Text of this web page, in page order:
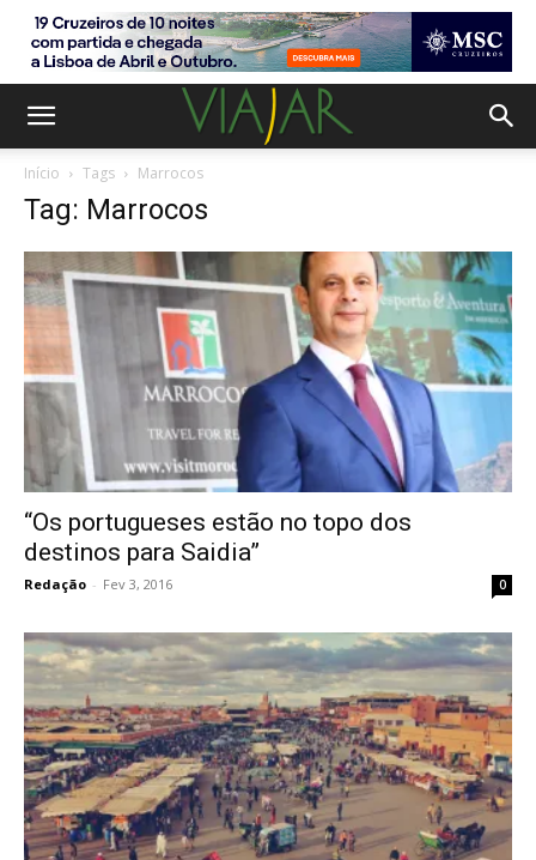
Início Tags Marrocos
Tag: Marrocos
“Os portugueses estão no topo dos
destinos para Saidia”
Redação - Fev 3, 2016 0